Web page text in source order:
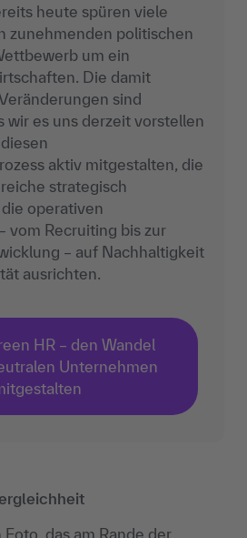
heute spüren viele
zunehmenden politischen
um ein
Die damit
sind
wir es uns derzeit vorstellen
aktiv mitgestalten, die
strategisch
operativen
vom Recruiting bis zur
– auf Nachhaltigkeit
ausrichten.
HR – den Wandel
Unternehmen
das am Rande der